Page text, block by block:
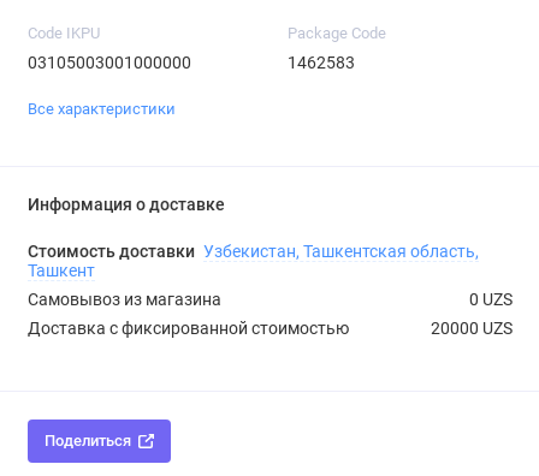
Code IKPU
03105003001000000
Package Code
1462583
Все характеристики
Информация о доставке
Стоимость доставки Узбекистан, Ташкентская область,
Ташкент
Самовывоз из магазина
0 UZS
Доставка с фиксированной стоимостью
20000 UZS
Поделиться